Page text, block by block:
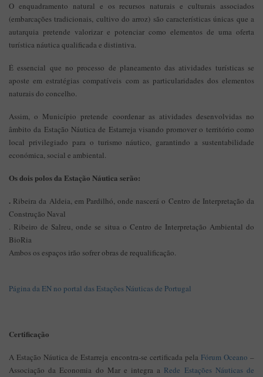
O enquadramento natural e os recursos naturais e culturais associados
(embarcações tradicionais, cultivo do arroz) são características únicas que a
autarquia pretende valorizar e potenciar como elementos de uma oferta
turística náutica qualificada e distintiva.
É essencial que no processo de planeamento das atividades turísticas se
aposte em estratégias compatíveis com as particularidades dos elementos
naturais do concelho.
Assim, o Município pretende coordenar as atividades desenvolvidas no
âmbito da Estação Náutica de Estarreja visando promover o território como
local privilegiado para o turismo náutico, garantindo a sustentabilidade
económica, social e ambiental.
Os dois polos da Estação Náutica serão:
. Ribeira da Aldeia, em Pardilhó, onde nascerá o Centro de Interpretação da
Construção Naval
. Ribeiro de Salreu, onde se situa o Centro de Interpretação Ambiental do
BioRia
Ambos os espaços irão sofrer obras de requalificação.
Página da EN no portal das Estações Náuticas de Portugal
Certificação
A Estação Náutica de Estarreja encontra-se certificada pela Fórum Oceano –
Associação da Economia do Mar e integra a Rede Estações Náuticas de